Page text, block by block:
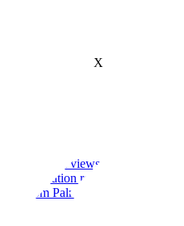
Sea views
Vacation rental license
from Palma
X